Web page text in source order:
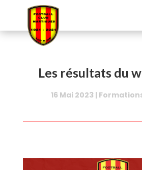
Les résultats du
16 Mai 2023 |